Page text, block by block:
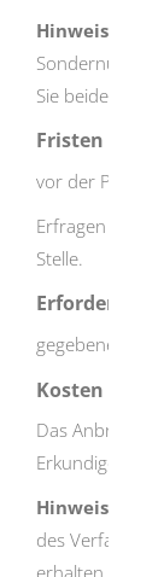
Hinweis:
Sie beide
Fristen
vor der
Erfragen Sie
Stelle.
Erforderliche
gegebenenfalls
Kosten
Das Anbringen
Erkundigen Sie
Hinweis:
des Verfahrens
erhalten einen